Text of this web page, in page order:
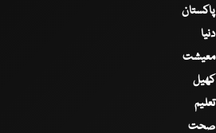
پاکستان
دنیا
معیشت
کھیل
تعلیم
صحت